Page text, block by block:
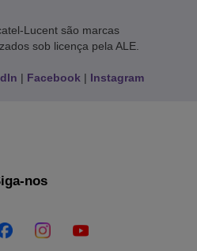
Lucent são marcas
sob licença pela ALE.
| Facebook | Instagram
nos